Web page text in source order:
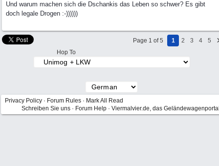
Und warum machen sich die Dschankis das Leben so schwer? Es gibt
doch legale Drogen :-))))))
Page 1 of 5 1 2 3 4
5
Hop To
Privacy Policy · Forum Rules · Mark All Read
Schreiben Sie uns · Forum Help · Viermalvier.de, das